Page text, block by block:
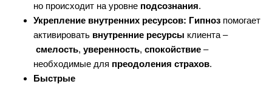
но происходит на уровне подсознания.
Укрепление внутренних ресурсов: Гипноз помогает
активировать внутренние ресурсы клиента –
смелость, уверенность, спокойствие –
необходимые для преодоления страхов.
Быстрые